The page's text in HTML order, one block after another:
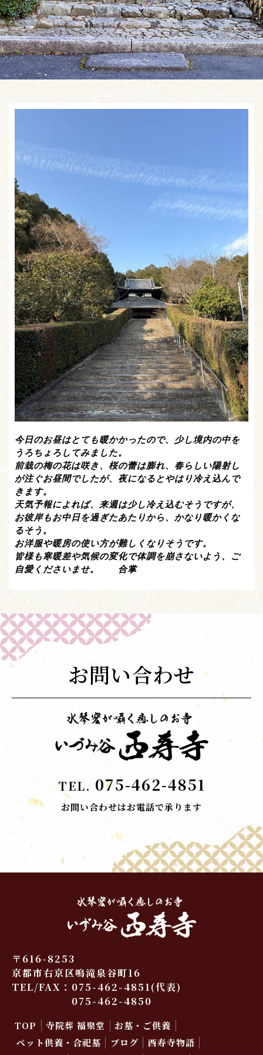
今日のお昼はとても暖かかったので、少し境内の中を
うろちょろしてみました。
前栽の梅の花は咲き、桜の蕾は膨れ、春らしい陽射し
が注ぐお昼間でしたが、夜になるとやはり冷え込んで
きます。
天気予報によれば、来週は少し冷え込むそうですが、
お彼岸もお中日を過ぎたあたりから、かなり暖かくな
るそう。
お洋服や暖房の使い方が難しくなりそうです。
皆様も寒暖差や気候の変化で体調を崩さないよう、ご
自愛くださいませ。 合掌
お問い合わせ
TEL. 075-462-4851
お問い合わせはお電話で承ります
〒616-8253
京都市右京区鳴滝泉谷町16
TEL/FAX： 075-462-4851(代表)
075-462-4850
TOP 寺院葬 福聚堂
お墓・ご供養
ペット供養・合祀墓
ブログ
西寿寺物語